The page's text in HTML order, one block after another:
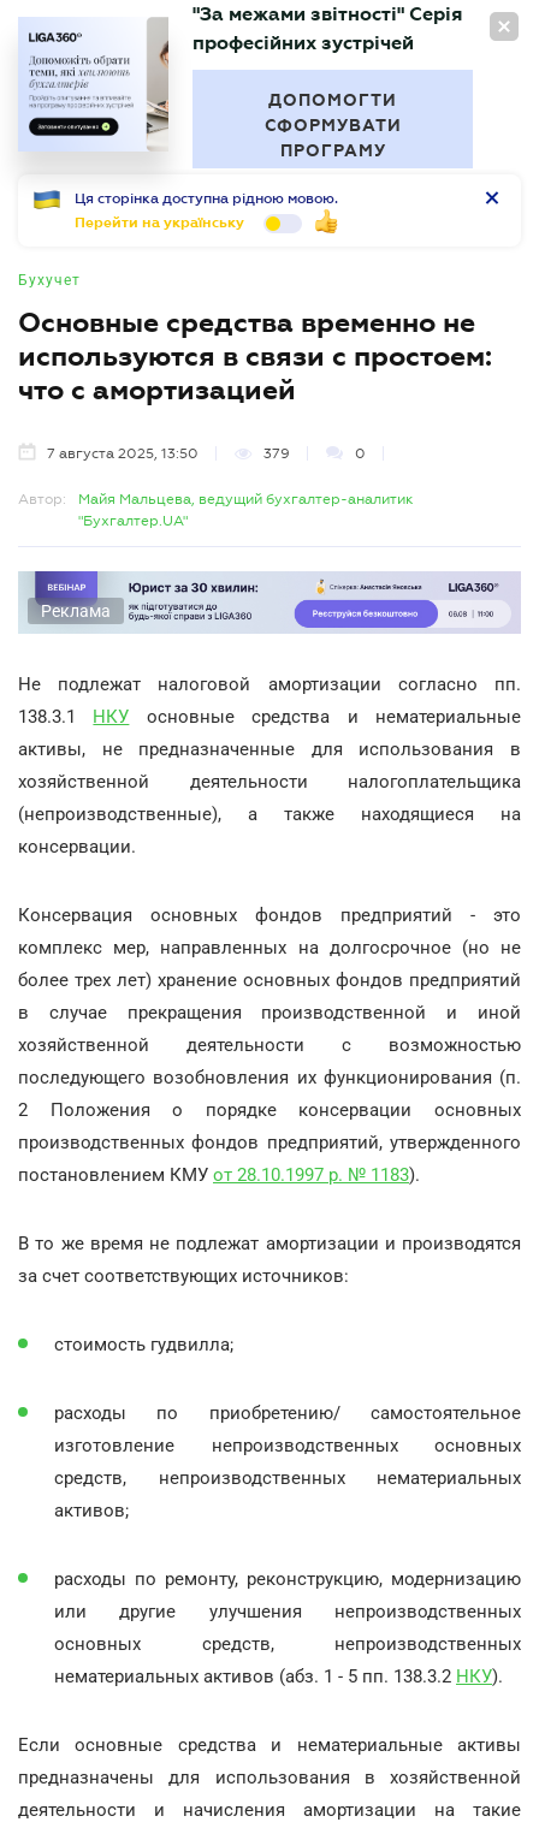
RU
БУХГАЛТЕР
"За межами звітності" Серія
професійних зустрічей
ДОПОМОГТИ
СФОРМУВАТИ
ПРОГРАМУ
Ця сторінка доступна рідною мовою.
Перейти на українську
Бухучет
Основные средства временно не
используются в связи с простоем:
что с амортизацией
7 августа 2025, 13:50 379 0
Автор:
Майя Мальцева, ведущий бухгалтер-аналитик
"Бухгалтер.UA"
Реклама
Не подлежат налоговой амортизации согласно пп.
138.3.1 НКУ основные средства и нематериальные
активы, не предназначенные для использования в
хозяйственной деятельности налогоплательщика
(непроизводственные), а также находящиеся на
консервации.
Консервация основных фондов предприятий - это
комплекс мер, направленных на долгосрочное (но не
более трех лет) хранение основных фондов предприятий
в случае прекращения производственной и иной
хозяйственной деятельности с возможностью
последующего возобновления их функционирования (п.
2 Положения о порядке консервации основных
производственных фондов предприятий, утвержденного
постановлением КМУ от 28.10.1997 р. № 1183).
В то же время не подлежат амортизации и производятся
за счет соответствующих источников:
стоимость гудвилла;
расходы по приобретению/ самостоятельное
изготовление непроизводственных основных
средств, непроизводственных нематериальных
активов;
расходы по ремонту, реконструкцию, модернизацию
или другие улучшения непроизводственных
основных средств, непроизводственных
нематериальных активов (абз. 1 - 5 пп. 138.3.2 НКУ).
Если основные средства и нематериальные активы
предназначены для использования в хозяйственной
деятельности и начисления амортизации на такие